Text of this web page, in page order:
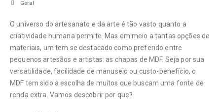
Geral
O universo do artesanato e da arte é tão vasto quanto a
criatividade humana permite. Mas em meio a tantas opções de
materiais, um tem se destacado como preferido entre
pequenos artesãos e artistas: as chapas de MDF. Seja por sua
versatilidade, facilidade de manuseio ou custo-benefício, o
MDF tem sido a escolha de muitos que buscam uma fonte de
renda extra. Vamos descobrir por que?